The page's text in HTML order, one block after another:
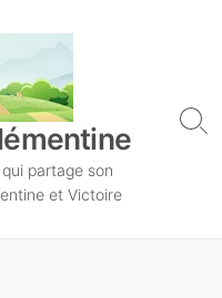
partage son
et Victoire
S